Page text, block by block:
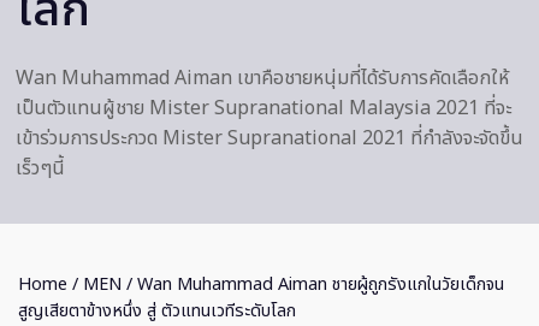
Wan Muhammad Aiman เขาคือชายหนุ่มที่ได้รับการคัดเลือกให้
เป็นตัวแทนผู้ชาย Mister Supranational Malaysia 2021 ที่จะ
เข้าร่วมการประกวด Mister Supranational 2021 ที่กำลังจะจัดขึ้น
เร็วๆนี้
Home / MEN / Wan Muhammad Aiman ชายผู้ถูกรังแกในวัยเด็กจน
สูญเสียตาข้างหนึ่ง สู่ ตัวแทนเวทีระดับโลก